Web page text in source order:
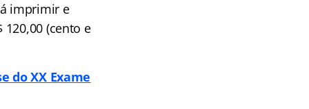
imprimir e
(cento e
do XX Exame